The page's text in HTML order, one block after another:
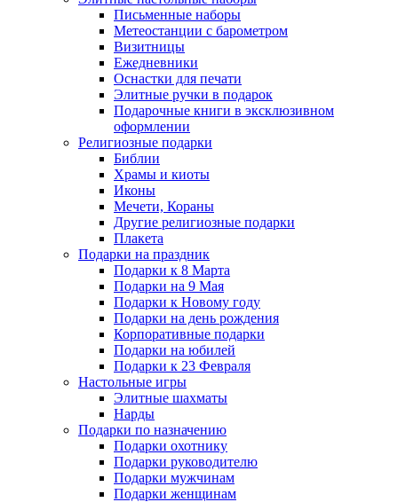
Письменные наборы
Метеостанции с барометром
Визитницы
Ежедневники
Оснастки для печати
Элитные ручки в подарок
Подарочные книги в эксклюзивном
оформлении
Религиозные подарки
Библии
Храмы и киоты
Иконы
Мечети, Кораны
Другие религиозные подарки
Плакета
Подарки на праздник
Подарки к 8 Марта
Подарки на 9 Мая
Подарки к Новому году
Подарки на день рождения
Корпоративные подарки
Подарки на юбилей
Подарки к 23 Февраля
Настольные игры
Элитные шахматы
Нарды
Подарки по назначению
Подарки охотнику
Подарки руководителю
Подарки мужчинам
Подарки женщинам